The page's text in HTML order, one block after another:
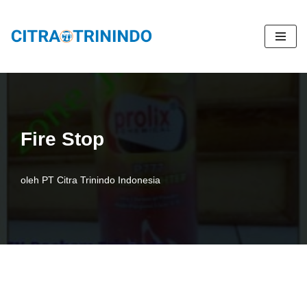
Lompat
konten
Fire Stop
oleh PT Citra Trinindo Indonesia